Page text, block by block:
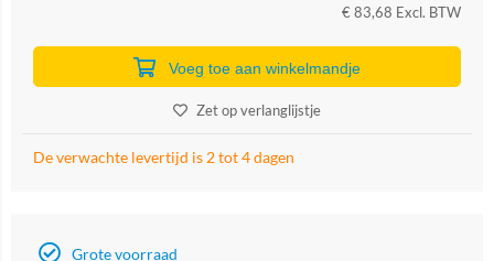
€83,68 Excl. BTW
Voeg toe aan winkelmandje
Zet op verlanglijstje
De verwachte levertijd is 2 tot 4 dagen
Grote voorraad